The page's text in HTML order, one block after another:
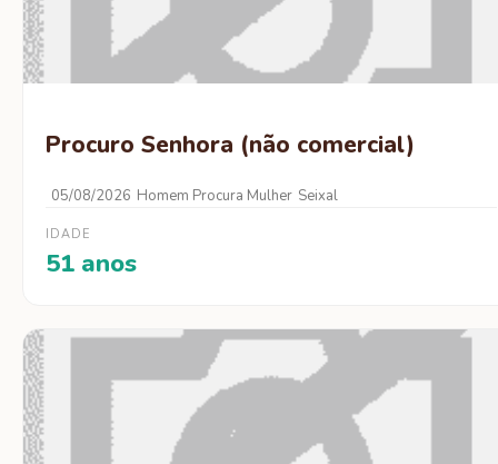
Procuro Senhora (não comercial)
05/08/2026 Homem Procura Mulher Seixal
IDADE
51 anos